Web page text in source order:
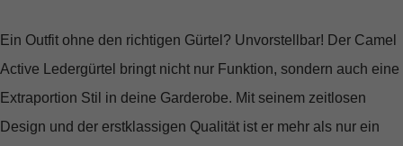
Ein Outfit ohne den richtigen Gürtel? Unvorstellbar! Der Camel
Active Ledergürtel
bringt nicht nur Funktion, sondern auch eine
Extraportion Stil in deine Garderobe. Mit seinem zeitlosen
Design und der erstklassigen Qualität ist er mehr als nur ein